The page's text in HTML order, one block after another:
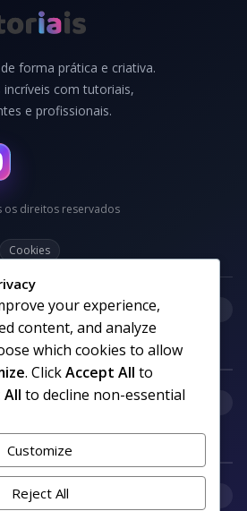
forma prática e criativa.
com tutoriais,
e profissionais.
os direitos reservados
Cookies
your experience,
content, and analyze
which cookies to allow
. ClickAccept All to
All to decline non-essential
Customize
Reject All